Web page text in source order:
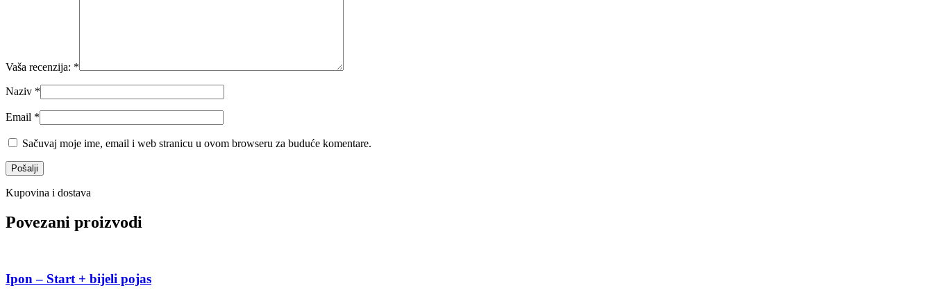
Vaša recenzija: *
Naziv *
Email *
Sačuvaj moje ime, email i web stranicu u ovom browseru za buduće komentare.
Kupovina i dostava
Povezani proizvodi
Ipon – Start + bijeli pojas